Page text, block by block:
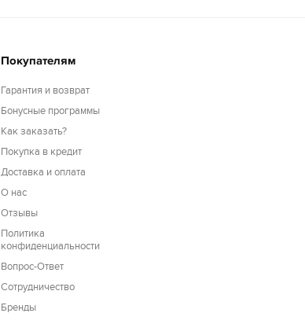
Покупателям
Гарантия и возврат
Бонусные программы
Как заказать?
Покупка в кредит
Доставка и оплата
О нас
Отзывы
Политика
конфиденциальности
Вопрос-Ответ
Сотрудничество
Бренды